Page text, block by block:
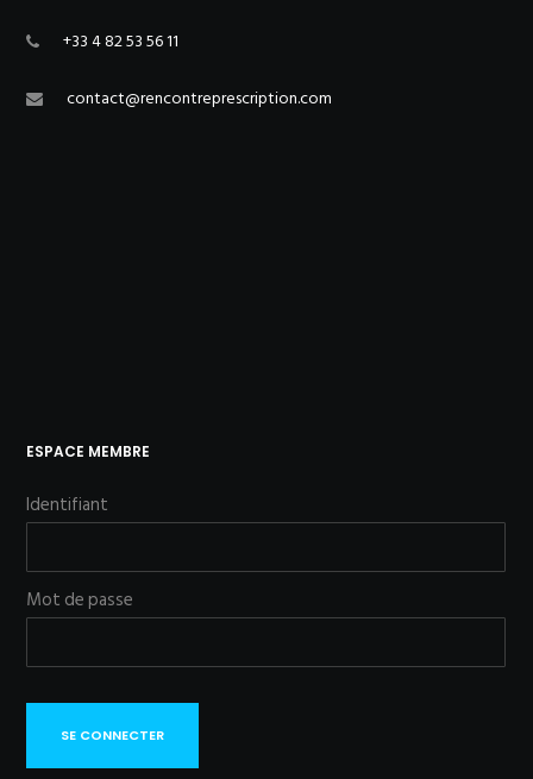
+33 4 82 53 56 11
contact@rencontreprescription.com
ESPACE MEMBRE
Identifiant
Mot de passe
SE CONNECTER